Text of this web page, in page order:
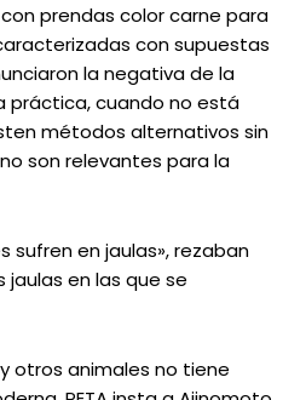
prendas color carne para
con supuestas
la negativa de la
práctica, cuando no está
métodos alternativos sin
son relevantes para la
sufren en jaulas», rezaban
en las que se
otros animales no tiene